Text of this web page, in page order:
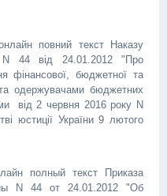
повний текст Наказу
N 44 від 24.01.2012 "Про
фінансової, бюджетної та
та одержувачами бюджетних
від 2 червня 2016 року N
юстиції України 9 лютого
полный текст Приказа
N 44 от 24.01.2012 "Об